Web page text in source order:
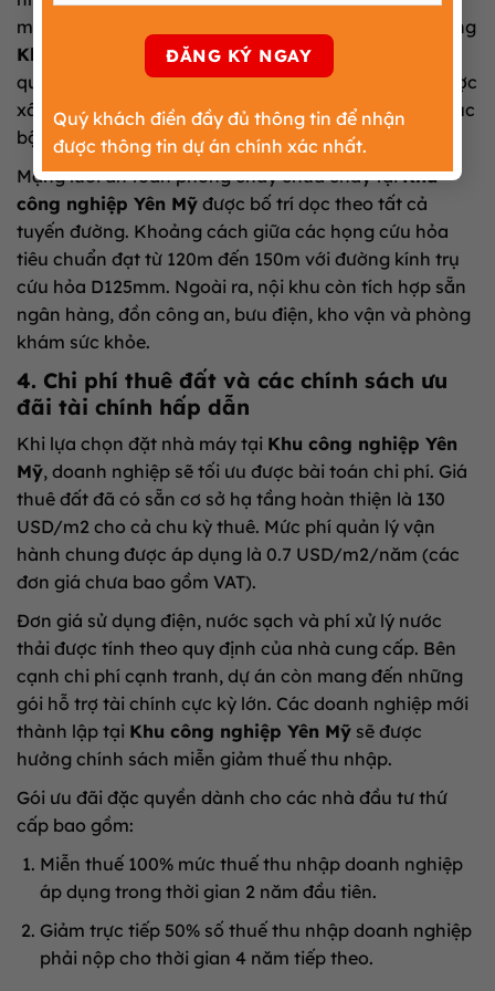
Quý khách điền đầy đủ thông tin để nhận
được thông tin dự án chính xác nhất.
m3/ngày.đêm
Nguồn nước thải từ các nhà máy trong
Khu công nghiệp Yên Mỹđều phải xử lý đạt chuẩn
quy định
Hệ thống thoát nước mưa và nước thải được
xây dựng độc lập, ngăn ngừa tình trạng ngập úng cục
bộ
Mạng lưới an toàn phòng cháy chữa cháy tạiKhu
công nghiệp Yên Mỹ được bố trí dọc theo tất cả
tuyến đường. Khoảng cách giữa các họng cứu hỏa
tiêu chuẩn đạt từ 120m đến 150m với đường kính trụ
cứu hỏa D125mm. Ngoài ra, nội khu còn tích hợp sẵn
ngân hàng, đồn công an, bưu điện, kho vận và phòng
khám sức khỏe.
4. Chi phí thuê đất và các chính sách ưu
đãi tài chính hấp dẫn
Khi lựa chọn đặt nhà máy tại Khu công nghiệp Yên
Mỹ, doanh nghiệp sẽ tối ưu được bài toán chi phí. Giá
thuê đất đã có sẵn cơ sở hạ tầng hoàn thiện là 130
USD/m2 cho cả chu kỳ thuê. Mức phí quản lý vận
hành chung được áp dụng là 0.7 USD/m2/năm (các
đơn giá chưa bao gồm VAT).
Đơn giá sử dụng điện, nước sạch và phí xử lý nước
thải được tính theo quy định của nhà cung cấp. Bên
cạnh chi phí cạnh tranh, dự án còn mang đến những
gói hỗ trợ tài chính cực kỳ lớn. Các doanh nghiệp mới
thành lập tại Khu công nghiệp Yên Mỹ sẽ được
hưởng chính sách miễn giảm thuế thu nhập.
Gói ưu đãi đặc quyền dành cho các nhà đầu tư thứ
cấp bao gồm:
Miễn thuế 100% mức thuế thu nhập doanh nghiệp
áp dụng trong thời gian 2 năm đầu tiên.
Giảm trực tiếp 50% số thuế thu nhập doanh nghiệp
phải nộp cho thời gian 4 năm tiếp theo.